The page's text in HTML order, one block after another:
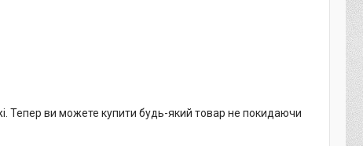
Тепер ви можете купити будь-який товар не покидаючи